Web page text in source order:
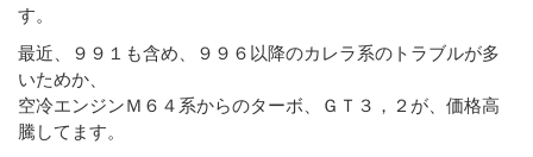
す。
最近、９９１も含め、９９６以降のカレラ系のトラブルが多
いためか、
空冷エンジンＭ６４系からのターボ、ＧＴ３，２が、価格高
騰してます。